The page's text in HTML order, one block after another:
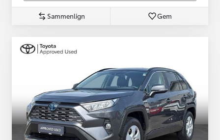
Sammenlign Gem